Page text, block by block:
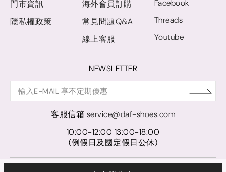
門市資訊
隱私權政策
海外會員訂購
常見問題Q&A
線上客服
Facebook
Threads
Youtube
NEWSLETTER
客服信箱 service@daf-shoes.com
10:00-12:00 13:00-18:00
(例假日及國定假日公休)